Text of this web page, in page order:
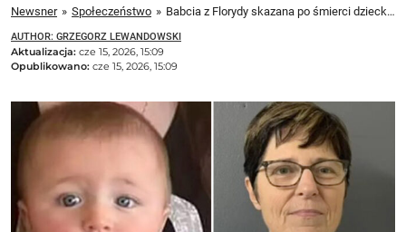
Newsner » Społeczeństwo » Babcia z Florydy skazana po śmierci dziecka w rozgrzanym samochodzie, niecały rok po śmierci jej drugiego wnuka
AUTHOR: GRZEGORZ LEWANDOWSKI
Aktualizacja: cze 15, 2026, 15:09
Opublikowano: cze 15, 2026, 15:09